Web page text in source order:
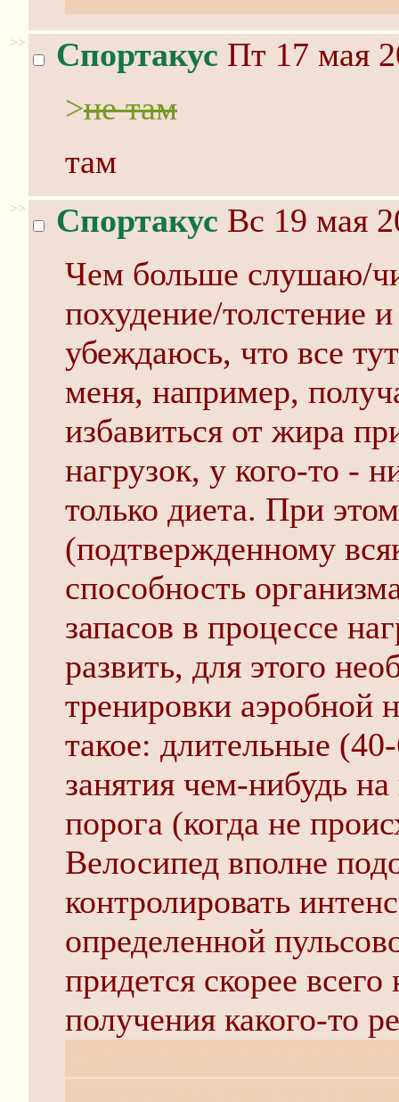
>> Спортакус Пт 17 мая
>не там
там
>> Спортакус Вс 19 мая
Чем больше слушаю/
похудение/толстение
убеждаюсь, что все
меня, например,
избавиться от жира
нагрузок, у кого-то -
только диета. При
(подтвержденному
способность
запасов в процессе
развить, для этого
тренировки аэробной
такое: длительные
занятия чем-нибудь
порога (когда не
Велосипед вполне
контролировать
определенной
придется скорее
получения какого-то